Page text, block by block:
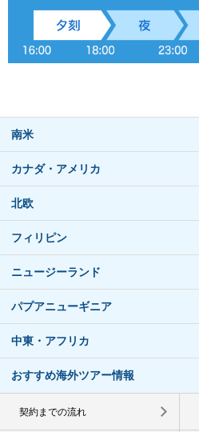
南米
カナダ・アメリカ
北欧
フィリピン
ニュージーランド
パプアニューギニア
中東・アフリカ
おすすめ海外ツアー情報
契約までの流れ